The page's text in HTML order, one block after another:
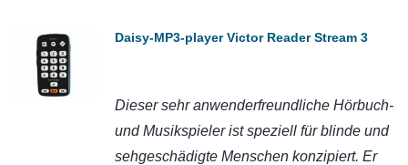
Daisy-MP3-player Victor Reader Stream 3
Dieser sehr anwenderfreundliche Hörbuch-
und Musikspieler ist speziell für blinde und
sehgeschädigte Menschen konzipiert. Er